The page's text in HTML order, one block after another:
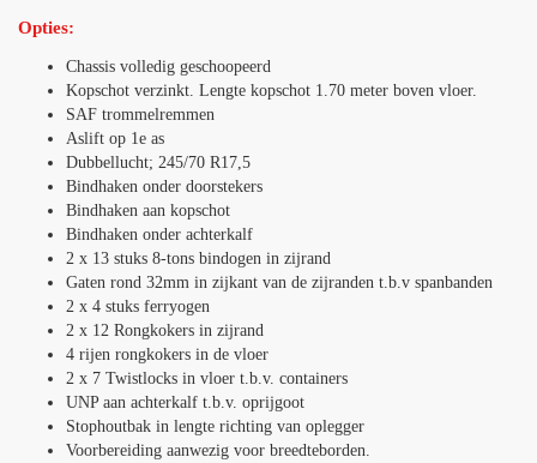
Opties:
Chassis volledig geschoopeerd
Kopschot verzinkt. Lengte kopschot 1.70 meter boven vloer.
SAF trommelremmen
Aslift op 1e as
Dubbellucht; 245/70 R17,5
Bindhaken onder doorstekers
Bindhaken aan kopschot
Bindhaken onder achterkalf
2 x 13 stuks 8-tons bindogen in zijrand
Gaten rond 32mm in zijkant van de zijranden t.b.v spanbanden
2 x 4 stuks ferryogen
2 x 12 Rongkokers in zijrand
4 rijen rongkokers in de vloer
2 x 7 Twistlocks in vloer t.b.v. containers
UNP aan achterkalf t.b.v. oprijgoot
Stophoutbak in lengte richting van oplegger
Voorbereiding aanwezig voor breedteborden.